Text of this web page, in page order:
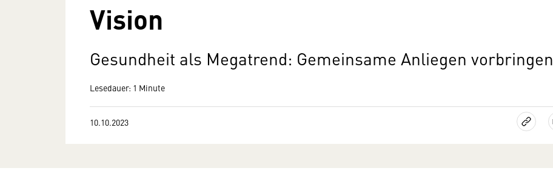
Vision
Gesundheit als Megatrend: Gemeinsame Anliegen vorbringen
Lesedauer: 1 Minute
10.10.2023